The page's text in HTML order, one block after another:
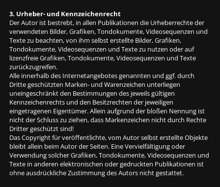
3. Urheber- und Kennzeichenrecht
Der Autor ist bestrebt, in allen Publikationen die Urheberrechte der
verwendeten Bilder, Grafiken, Tondokumente, Videosequenzen und
Texte zu beachten, von ihm selbst erstellte Bilder, Grafiken,
Tondokumente, Videosequenzen und Texte zu nutzen oder auf
lizenzfreie Grafiken, Tondokumente, Videosequenzen und Texte
zurückzugreifen.
Alle innerhalb des Internetangebotes genannten und ggf. durch
Dritte geschützten Marken- und Warenzeichen unterliegen
uneingeschränkt den Bestimmungen des jeweils gültigen
Kennzeichenrechts und den Besitzrechten der jeweiligen
eingetragenen Eigentümer. Allein aufgrund der bloßen Nennung ist
nicht der Schluss zu ziehen, dass Markenzeichen nicht durch Rechte
Dritter geschützt sind!
Das Copyright für veröffentlichte, vom Autor selbst erstellte Objekte
bleibt allein beim Autor der Seiten. Eine Vervielfältigung oder
Verwendung solcher Grafiken, Tondokumente, Videosequenzen und
Texte in anderen elektronischen oder gedruckten Publikationen ist
ohne ausdrückliche Zustimmung des Autors nicht gestattet.